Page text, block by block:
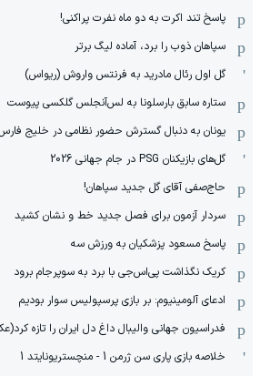
پاسخ تند اکرت به دو ماه نفرت پراکنی!
سپاهان ذوب را برد، آماده لیگ برتر
گل اول رئال مادرید به فرنتس واروش (ریواس)
ستاره سابق بارسلونا به لس‌آنجلس گلکسی پیوست
یونان به دنبال گسترش حضور نظامی در خلیج
گل‌های بازیکنان PSG در جام جهانی 2026
حاج‌صفی آقای گل جدید سپاهان!
سردار آزمون برای فصل جدید خط و نشان کشید
پاسخ مسعود پزشکیان به ورزش سه
کریک نگذاشت پی‌اس‌جی با برد به سوپرجام برود
ادعای آلومینیوم: بر بازی پرسپولیس سوار بودیم
فدراسیون جهانی والیبال داغ دل ایران را تازه
خلاصه بازی پاری سن ژرمن 1 - منچستریونایتد 1